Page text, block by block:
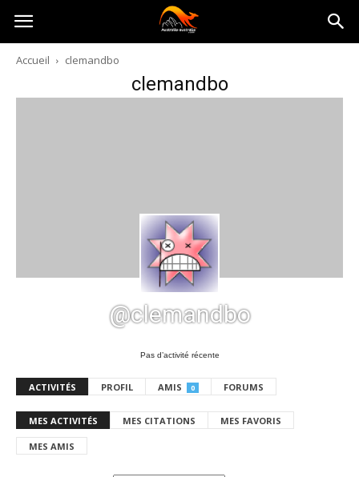
Australia-
australie.com
Accueil clemandbo
clemandbo
@clemandbo
Pas d’activité récente
ACTIVITÉS PROFIL AMIS 0 FORUMS
MES ACTIVITÉS MES CITATIONS MES FAVORIS
MES AMIS